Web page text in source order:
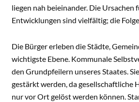
liegen nah beieinander. Die Ursachen
Entwicklungen sind vielfältig; die
Die Bürger erleben die Städte,
wichtigste Ebene. Kommunale
den Grundpfeilern unseres Staates.
gestärkt werden, da gesellschaftliche
nur vor Ort gelöst werden können.